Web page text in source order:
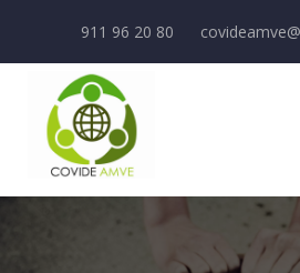
911 96 20 80